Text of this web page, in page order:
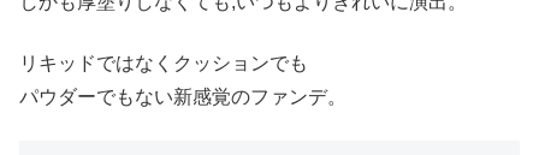
リキッドではなくクッションでも
パウダーでもない新感覚のファンデ。